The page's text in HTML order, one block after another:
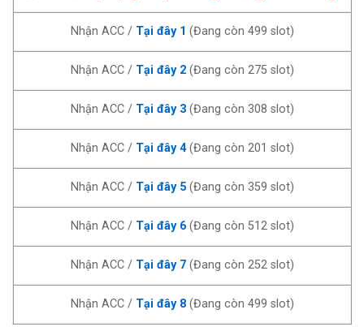
Nhận ACC / Tại đây 1 (Đang còn 499 slot)
Nhận ACC / Tại đây 2(Đang còn 275 slot)
Nhận ACC / Tại đây 3(Đang còn 308 slot)
Nhận ACC / Tại đây 4(Đang còn 201 slot)
Nhận ACC / Tại đây 5(Đang còn 359 slot)
Nhận ACC / Tại đây 6(Đang còn 512 slot)
Nhận ACC / Tại đây 7(Đang còn 252 slot)
Nhận ACC / Tại đây 8(Đang còn 499 slot)